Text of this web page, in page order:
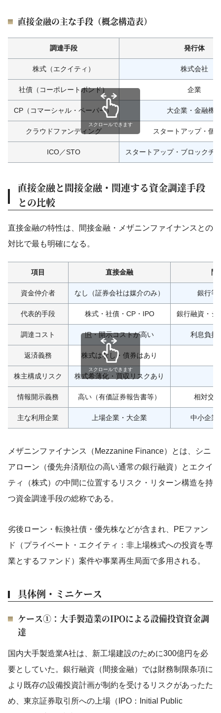
直接金融の主な手段（概念構造表）
調達手段 発行体
株式（エクイティ） 株式会社
社債（コーポレートボンド） 企業
CP（コマーシャル・ペーパー） 大企業・金融機
クラウドファンディング スタートアップ・個
ICO／STO スタートアップ・ブロックチ
スクロールできます
直接金融と間接金融・関連する資金調達手段
との比較
直接金融の特性は、間接金融・メザニンファイナンスとの
対比で最も明確になる。
項目 直接金融 間
資金仲介者 なし（証券会社は媒介のみ） 銀行等
代表的手段 株式・社債・CP・IPO 銀行融資・シ
調達コスト IR・開示コストが高い 利息負担
返済義務 株式はなし・債券はあり
株主構成リスク 株式希薄化・買収リスクあり
情報開示義務 高い（有価証券報告書等） 相対交
主な利用企業 上場企業・大企業 中小企業
スクロールできます
メザニンファイナンス（Mezzanine Finance）とは、シニ
アローン（優先弁済順位の高い通常の銀行融資）とエクイ
ティ（株式）の中間に位置するリスク・リターン構造を持
つ資金調達手段の総称である。
劣後ローン・転換社債・優先株などが含まれ、PEファン
ド（プライベート・エクイティ：非上場株式への投資を専
業とするファンド）案件や事業再生局面で多用される。
具体例・ミニケース
ケース①：大手製造業のIPOによる設備投資資金調
達
国内大手製造業A社は、新工場建設のために300億円を必
要としていた。銀行融資（間接金融）では財務制限条項に
より既存の設備投資計画が制約を受けるリスクがあったた
め、東京証券取引所への上場（IPO：Initial Public